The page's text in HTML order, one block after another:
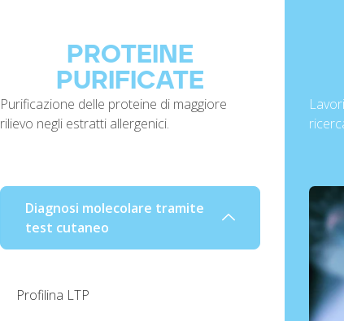
PROTEINE
PURIFICATE
Purificazione delle proteine di maggiore
rilievo negli estratti allergenici.
Diagnosi molecolare tramite
test cutaneo
Profilina LTP